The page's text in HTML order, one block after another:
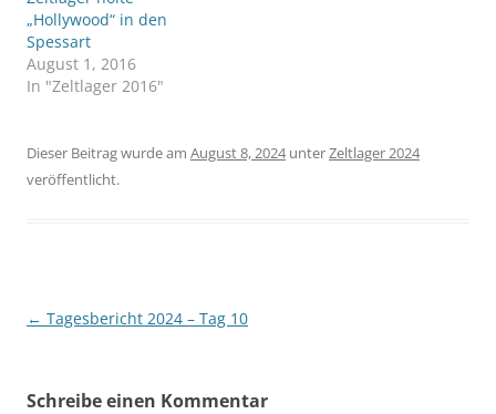
„Hollywood“ in den
Spessart
August 1, 2016
In "Zeltlager 2016"
Dieser Beitrag wurde am August 8, 2024unterZeltlager 2024
veröffentlicht.
Beitragsnavigation
← Tagesbericht 2024 – Tag 10
Schreibe einen Kommentar